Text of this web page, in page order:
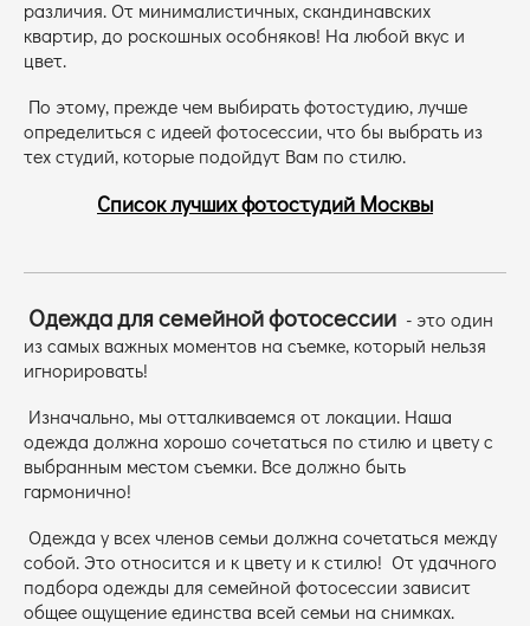
различия. От минималистичных, скандинавских
квартир, до роскошных особняков! На любой вкус и
цвет.
По этому, прежде чем выбирать фотостудию, лучше
определиться с идеей фотосессии, что бы выбрать из
тех студий, которые подойдут Вам по стилю.
Список лучших фотостудий Москвы
Одежда для семейной фотосессии - это один
из самых важных моментов на съемке, который нельзя
игнорировать!
Изначально, мы отталкиваемся от локации. Наша
одежда должна хорошо сочетаться по стилю и цвету с
выбранным местом съемки. Все должно быть
гармонично!
Одежда у всех членов семьи должна сочетаться между
собой. Это относится и к цвету и к стилю! От удачного
подбора одежды для семейной фотосессии зависит
общее ощущение единства всей семьи на снимках.